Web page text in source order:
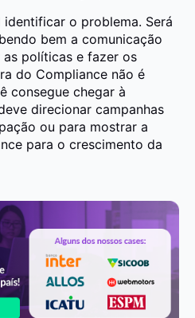
o problema. Será
bem a comunicação
políticas e fazer os
do Compliance não é
consegue chegar à
direcionar campanhas
ou para mostrar a
para o crescimento da